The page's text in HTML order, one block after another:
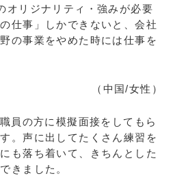
オリジナリティ・強みが必要
仕事」しかできないと、会社
の事業をやめた時には仕事を
（中国/女性）
員の方に模擬面接をしてもら
。声に出してたくさん練習を
も落ち着いて、きちんとした
きました。